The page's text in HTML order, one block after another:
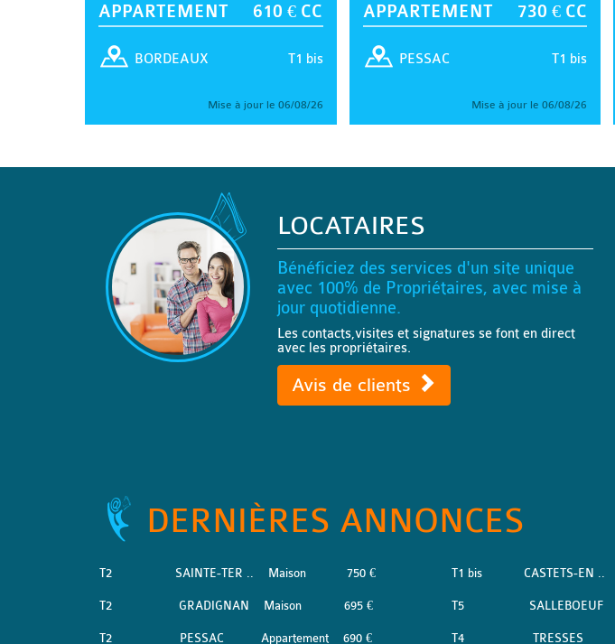
APPARTEMENT 610 € CC
T1 bis
BORDEAUX
Mise à jour le 06/08/26
APPARTEMENT 730 € CC
T1 bis
PESSAC
Mise à jour le 06/08/26
LOCATAIRES
Bénéficiez des services d'un site unique
avec 100% de Propriétaires, avec mise à
jour quotidienne.
Les contacts,visites et signatures se font en direct
avec les propriétaires.
Avis de clients
DERNIÈRES ANNONCES
T2 SAINTE-TER .. Maison 750 €
T2 GRADIGNAN Maison 695 €
T2 PESSAC Appartement 690 €
T1 bis CASTETS-EN ..
T5 SALLEBOEUF
T4 TRESSES